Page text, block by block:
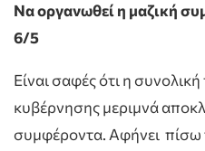
Να οργανωθεί η μαζική
6/5
Είναι σαφές ότι η
κυβέρνησης μεριμνά
συμφέροντα. Αφήνει πίσω